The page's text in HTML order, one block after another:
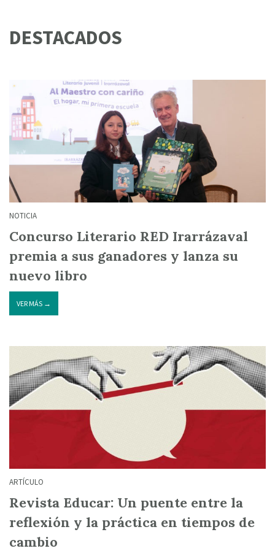
DESTACADOS
NOTICIA
Concurso Literario RED Irarrázaval
premia a sus ganadores y lanza su
nuevo libro
VER MÁS →
ARTÍCULO
Revista Educar: Un puente entre la
reflexión y la práctica en tiempos de
cambio